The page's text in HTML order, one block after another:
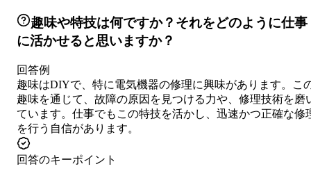
趣味や特技は何ですか？それをどのように仕事
に活かせると思いますか？
回答例
趣味はDIYで、特に電気機器の修理に興味があります。こ
趣味を通じて、故障の原因を見つける力や、修理技術を磨
ています。仕事でもこの特技を活かし、迅速かつ正確な修
を行う自信があります。
回答のキーポイント